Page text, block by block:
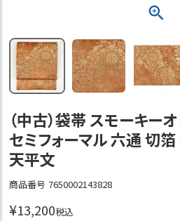
（中古）袋帯 スモーキー
セミフォーマル 六通 切
天平文
商品番号 7650002143828
¥13,200税込